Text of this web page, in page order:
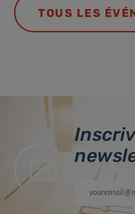
TOUS LES